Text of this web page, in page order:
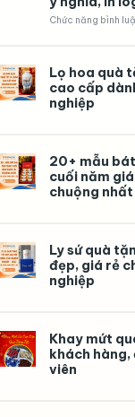
Chức năng bình
Lọ hoa quà
cao cấp
nghiệp
20+ mẫu
cuối năm
chuộng
Ly sứ quà
đẹp, giá rẻ
nghiệp
Khay mứt
khách hàng,
viên